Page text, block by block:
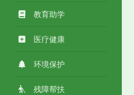
教育助学
医疗健康
环境保护
残障帮扶